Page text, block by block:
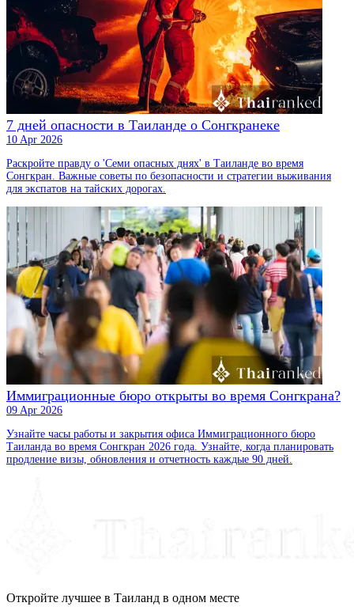
7 дней опасности в Таиланде о Сонгкранеке
10 Apr 2026
Раскройте правду о 'Семи опасных днях' в Таиланде во время
Сонгкран. Важные советы по безопасности и стратегии выживания
для экспатов на тайских дорогах.
Иммиграционные бюро открыты во время Сонгкрана?
09 Apr 2026
Узнайте часы работы и закрытия офиса Иммиграционного бюро
Таиланда во время Сонгкран 2026 года. Узнайте, когда планировать
продление визы, обновления и отчетность каждые 90 дней.
Откройте лучшее в Таиланд в одном месте